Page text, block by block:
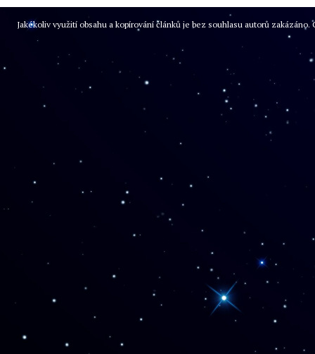
Jakékoliv využití obsahu a kopírování článků je bez souhlasu autorů